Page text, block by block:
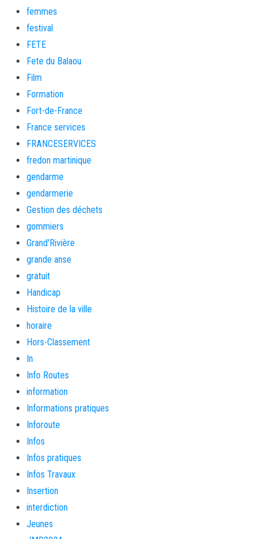
femmes
festival
FETE
Fete du Balaou
Film
Formation
Fort-de-France
France services
FRANCESERVICES
fredon martinique
gendarme
gendarmerie
Gestion des déchets
gommiers
Grand'Rivière
grande anse
gratuit
Handicap
Histoire de la ville
horaire
Hors-Classement
In
Info Routes
information
Informations pratiques
Inforoute
Infos
Infos pratiques
Infos Travaux
Insertion
interdiction
Jeunes